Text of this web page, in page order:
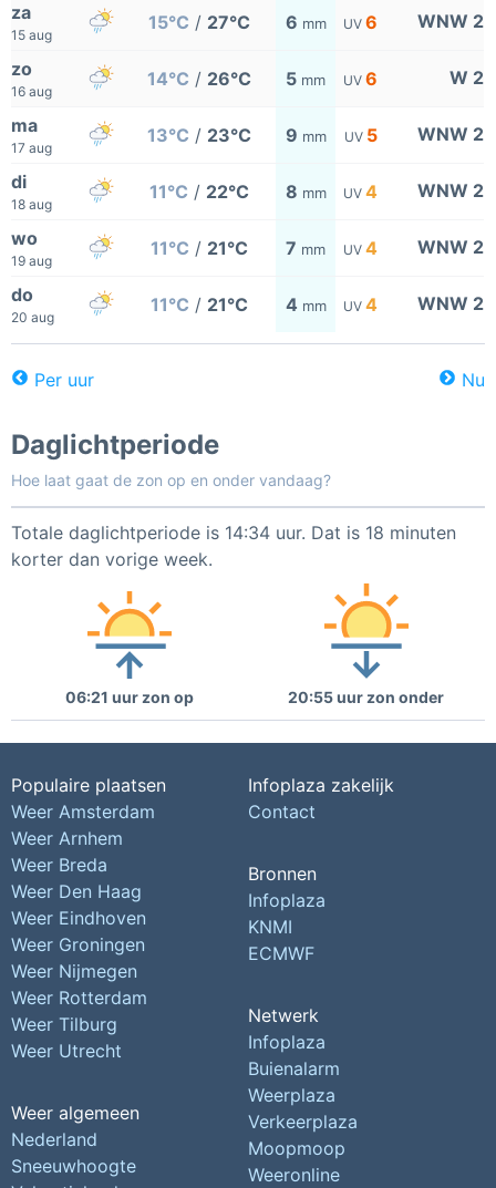
za
15 aug
15°C / 27°C 6 mm UV 6 WNW 2
zo
16 aug
14°C / 26°C 5 mm UV 6 W 2
ma
17 aug
13°C / 23°C 9 mm UV 5 WNW 2
di
18 aug
11°C / 22°C 8 mm UV 4 WNW 2
wo
19 aug
11°C / 21°C 7 mm UV 4 WNW 2
do
20 aug
11°C / 21°C 4 mm UV 4 WNW 2
Per uur Nu
Daglichtperiode
Hoe laat gaat de zon op en onder vandaag?
Totale daglichtperiode is 14:34 uur. Dat is 18 minuten
korter dan vorige week.
06:21 uur zon op 20:55 uur zon onder
Populaire plaatsen
Weer Amsterdam
Weer Arnhem
Weer Breda
Weer Den Haag
Weer Eindhoven
Weer Groningen
Weer Nijmegen
Weer Rotterdam
Weer Tilburg
Weer Utrecht
Weer algemeen
Nederland
Sneeuwhoogte
Infoplaza zakelijk
Contact
Bronnen
Infoplaza
KNMI
ECMWF
Netwerk
Infoplaza
Buienalarm
Weerplaza
Verkeerplaza
Moopmoop
Weeronline